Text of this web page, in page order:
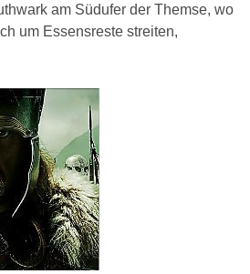
am Südufer der Themse, wo
um Essensreste streiten,